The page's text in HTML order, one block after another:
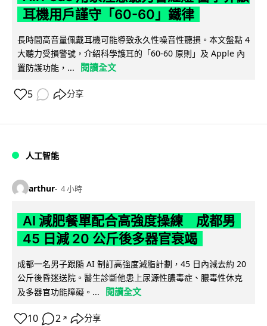
耳機用戶謹守「60-60」鐵律
長時間高音量佩戴耳機可能導致永久性噪音性聽損。本文盤點 4
大聽力受損警號，介紹科學護耳的「60-60 原則」及 Apple 內
置防護功能，...
閱讀全文
5 分享
人工智能
arthur 4 小時
AI 減肥餐單配合高強度操練 成都男
45 日減 20 公斤後多器官衰竭
成都一名男子跟隨 AI 制訂高強度減脂計劃，45 日內減去約 20
公斤後昏迷送院。醫生診斷他患上尿源性膿毒症、膿毒性休克
及多器官功能障礙。...
閱讀全文
10 2 ↗ 分享